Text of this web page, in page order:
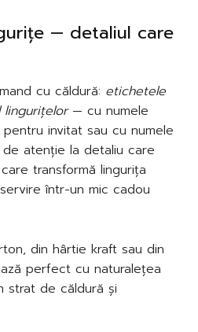
— detaliul care
cu căldură: etichetele
— cu numele
invitat sau cu numele
atenție la detaliu care
transformă lingurița
într-un mic cadou
din hârtie kraft sau din
perfect cu naturalețea
strat de căldură și